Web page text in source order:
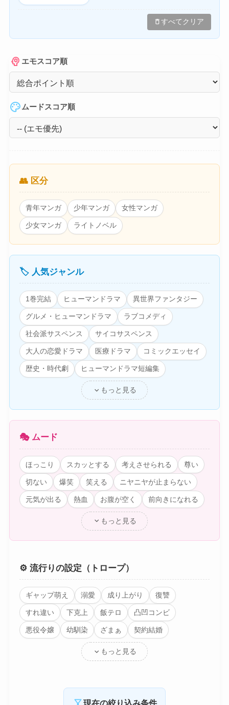
deleteすべてクリア
psychology エモスコア順
paletteムードスコア順
👥 区分
青年マンガ 少年マンガ 女性マンガ
少女マンガ ライトノベル
🏷️ 人気ジャンル
1巻完結 ヒューマンドラマ 異世界ファンタジー
グルメ・ヒューマンドラマ ラブコメディ
社会派サスペンス サイコサスペンス
大人の恋愛ドラマ 医療ドラマ コミックエッセイ
歴史・時代劇 ヒューマンドラマ短編集
expand_more もっと見る
🎭 ムード
ほっこり スカッとする 考えさせられる 尊い
切ない 爆笑 笑える ニヤニヤが止まらない
元気が出る 熱血 お腹が空く 前向きになれる
expand_more もっと見る
⚙️ 流行りの設定（トロープ）
ギャップ萌え 溺愛 成り上がり 復讐
すれ違い 下克上 飯テロ 凸凹コンビ
悪役令嬢 幼馴染 ざまぁ 契約結婚
expand_more もっと見る
filter_alt現在の絞り込み条件